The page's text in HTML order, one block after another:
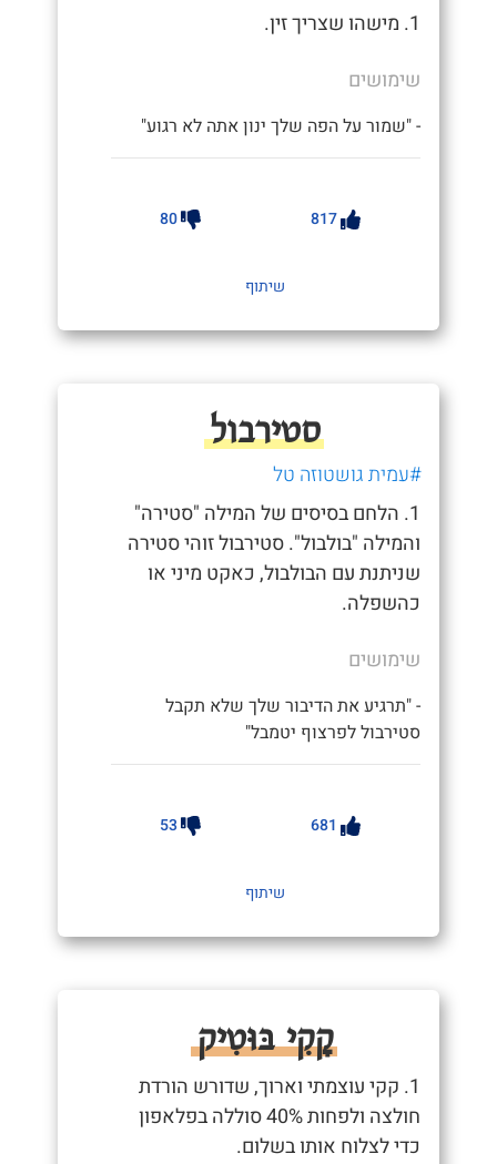
1. מישהו שצריך זין.
שימושים
- "שמור על הפה שלך ינון אתה לא רגוע"
817
80
שיתוף
סטירבול
#עמית גושטוזה טל
1. הלחם בסיסים של המילה "סטירה"
והמילה "בולבול". סטירבול זוהי סטירה
שניתנת עם הבולבול, כאקט מיני או
כהשפלה.
שימושים
- "תרגיע את הדיבור שלך שלא תקבל
סטירבול לפרצוף יטמבל"
681
53
שיתוף
קָקִי בּוּטִיק
1. קקי עוצמתי וארוך, שדורש הורדת
חולצה ולפחות 40% סוללה בפלאפון
כדי לצלוח אותו בשלום.